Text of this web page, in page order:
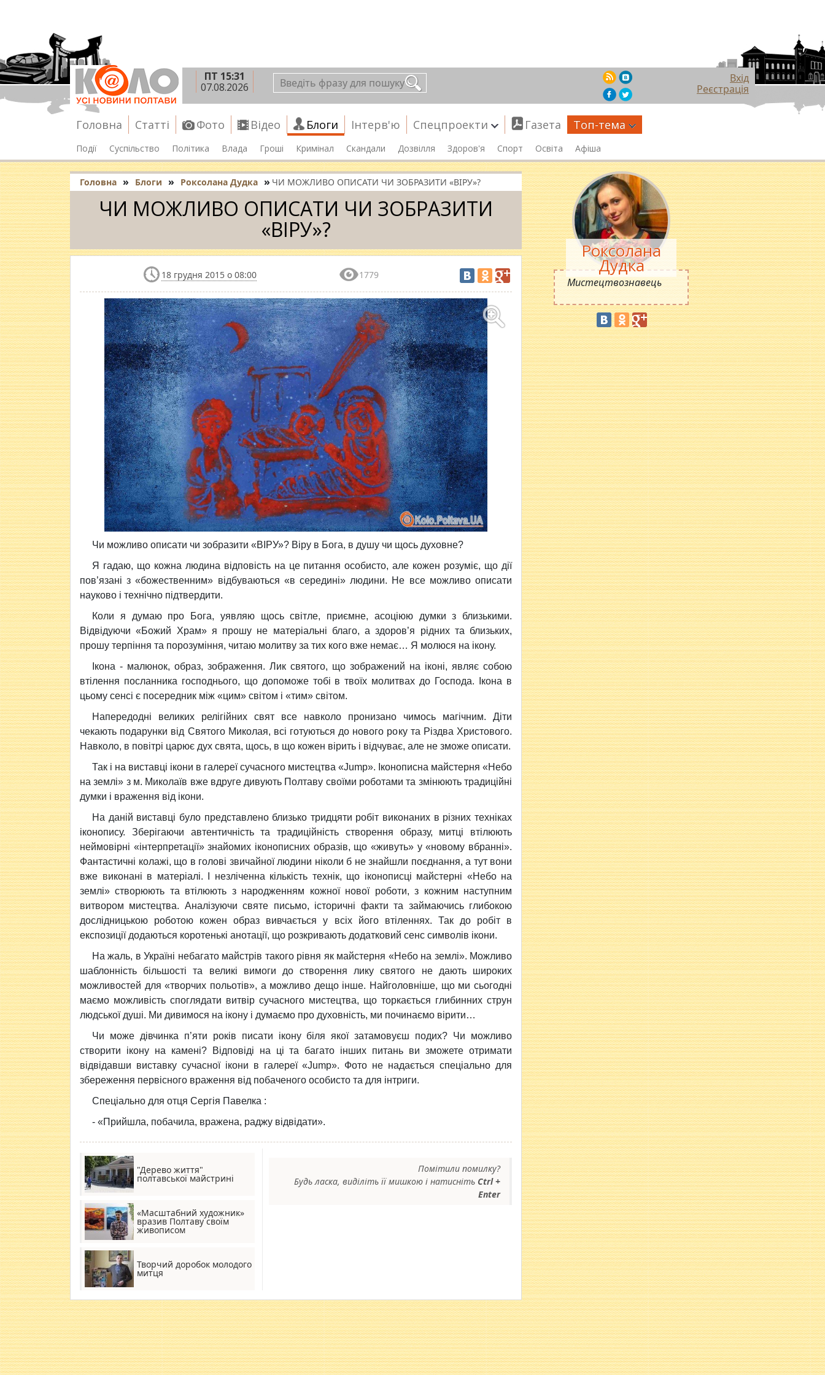
ПТ 15:31
07.08.2026
Вхід
Реєстрація
Головна Статті Фото Відео Блоги Інтерв'ю Спецпроекти Газета Топ-тема
Події Суспільство Політика Влада Гроші Кримінал Скандали Дозвілля Здоров'я Спорт Освіта Афіша
Головна » Блоги » Роксолана Дудка » ЧИ МОЖЛИВО ОПИСАТИ ЧИ ЗОБРАЗИТИ «ВІРУ»?
ЧИ МОЖЛИВО ОПИСАТИ ЧИ ЗОБРАЗИТИ
«ВІРУ»?
18 грудня 2015 о 08:00 1779
Чи можливо описати чи зобразити «ВІРУ»? Віру в Бога, в душу чи щось духовне?
Я гадаю, що кожна людина відповість на це питання особисто, але кожен розуміє, що дії
пов’язані з «божественним» відбуваються «в середині» людини. Не все можливо описати
науково і технічно підтвердити.
Коли я думаю про Бога, уявляю щось світле, приємне, асоціюю думки з близькими.
Відвідуючи «Божий Храм» я прошу не матеріальні благо, а здоров’я рідних та близьких,
прошу терпіння та порозуміння, читаю молитву за тих кого вже немає… Я молюся на ікону.
Ікона - малюнок, образ, зображення. Лик святого, що зображений на іконі, являє собою
втілення посланника господнього, що допоможе тобі в твоїх молитвах до Господа. Ікона в
цьому сенсі є посередник між «цим» світом і «тим» світом.
Напередодні великих релігійних свят все навколо пронизано чимось магічним. Діти
чекають подарунки від Святого Миколая, всі готуються до нового року та Різдва Христового.
Навколо, в повітрі царює дух свята, щось, в що кожен вірить і відчуває, але не зможе описати.
Так і на виставці ікони в галереї сучасного мистецтва «Jump». Іконописна майстерня «Небо
на землі» з м. Миколаїв вже вдруге дивують Полтаву своїми роботами та змінюють традиційні
думки і враження від ікони.
На даній виставці було представлено близько тридцяти робіт виконаних в різних техніках
іконопису. Зберігаючи автентичність та традиційність створення образу, митці втілюють
неймовірні «інтерпретації» знайомих іконописних образів, що «живуть» у «новому вбранні».
Фантастичні колажі, що в голові звичайної людини ніколи б не знайшли поєднання, а тут вони
вже виконані в матеріалі. І незліченна кількість технік, що іконописці майстерні «Небо на
землі» створюють та втілюють з народженням кожної нової роботи, з кожним наступним
витвором мистецтва. Аналізуючи святе письмо, історичні факти та займаючись глибокою
дослідницькою роботою кожен образ вивчається у всіх його втіленнях. Так до робіт в
експозиції додаються коротенькі анотації, що розкривають додатковий сенс символів ікони.
На жаль, в Україні небагато майстрів такого рівня як майстерня «Небо на землі». Можливо
шаблонність більшості та великі вимоги до створення лику святого не дають широких
можливостей для «творчих польотів», а можливо дещо інше. Найголовніше, що ми сьогодні
маємо можливість споглядати витвір сучасного мистецтва, що торкається глибинних струн
людської душі. Ми дивимося на ікону і думаємо про духовність, ми починаємо вірити…
Чи може дівчинка п’яти років писати ікону біля якої затамовуєш подих? Чи можливо
створити ікону на камені? Відповіді на ці та багато інших питань ви зможете отримати
відвідавши виставку сучасної ікони в галереї «Jump». Фото не надається спеціально для
збереження первісного враження від побаченого особисто та для інтриги.
Спеціально для отця Сергія Павелка :
- «Прийшла, побачила, вражена, раджу відвідати».
"Дерево життя"
полтавської майстрині
«Масштабний художник»
вразив Полтаву своїм
живописом
Творчий доробок молодого
митця
Помітили помилку?
Будь ласка, виділіть її мишкою і натисніть Ctrl +
Enter
Роксолана
Дудка
Мистецтвознавець